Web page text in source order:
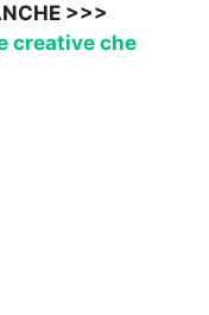
>>>
creative che